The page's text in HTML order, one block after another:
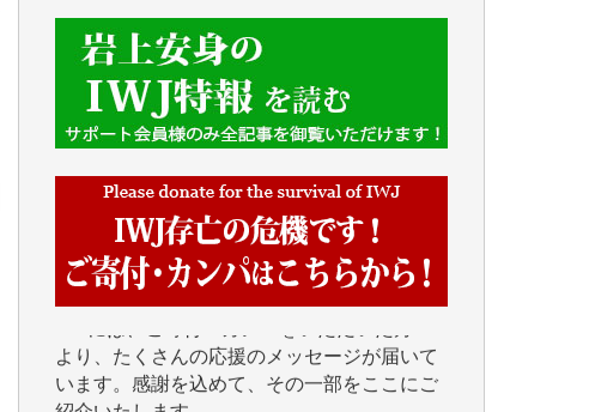
IWJには、ご寄付・カンパをいただいた方々
より、たくさんの応援のメッセージが届いて
紹介いたします。
■■■■■■